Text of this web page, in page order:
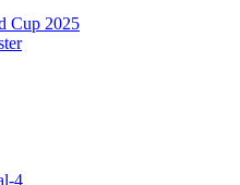
Cup 2025
4